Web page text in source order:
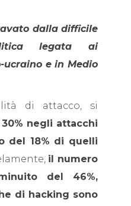
dalla difficile
legata ai
e in Medio
di attacco, si
negli attacchi
del 18% di quelli
il numero
del 46%,
di hacking sono